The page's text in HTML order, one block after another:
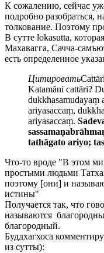
К сожалению, сейчас
подробно разобраться,
толкование. Поэтому
В сутте lokasutta,
Махавагга, Сачча-
есть определенное
Цитировать
Katamāni cattāri?
dukkhasamudayaṃ
ariyasaccaṃ,
ariyasaccaṃ.
tathāgato ariyo;
Что-то вроде "В этом
простыми людьми
поэтому [они] и
истины"
Получается так, что
называются
благородный.
Буддхагхоса
из сутты):